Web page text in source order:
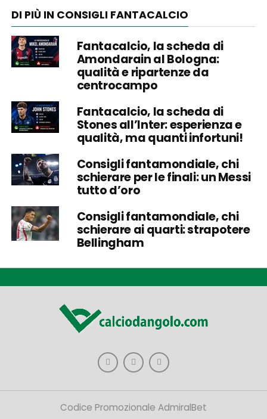
DI PIÙ IN CONSIGLI FANTACALCIO
Fantacalcio, la scheda di
Amondarain al Bologna:
qualità e ripartenze da
centrocampo
Fantacalcio, la scheda di
Stones all’Inter: esperienza e
qualità, ma quanti infortuni!
Consigli fantamondiale, chi
schierare per le finali: un Messi
tutto d’oro
Consigli fantamondiale, chi
schierare ai quarti: strapotere
Bellingham
Codice Promozionale AdmiralBet